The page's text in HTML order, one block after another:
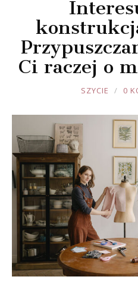
Ci raczej o
JOULE
SZYCIE 0